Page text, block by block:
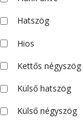
Hatszög
Hios
Kettős négyszög
Külső hatszög
Külső négyszög